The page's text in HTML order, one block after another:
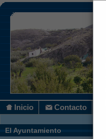
Inicio Contacto
El Ayuntamiento